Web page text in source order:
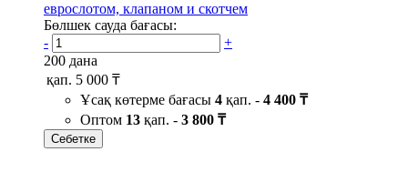
еврослотом, клапаном и скотчем
Бөлшек сауда бағасы:
-
+
200 дана
қап. 5 000 ₸
Ұсақ көтерме бағасы 4 қап. - 4 400 ₸
Оптом 13 қап. - 3 800 ₸
Себетке